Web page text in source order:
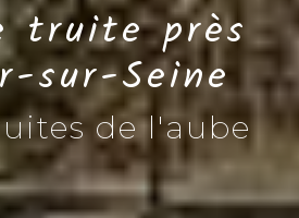
truite près
sur-Seine
de l'aube